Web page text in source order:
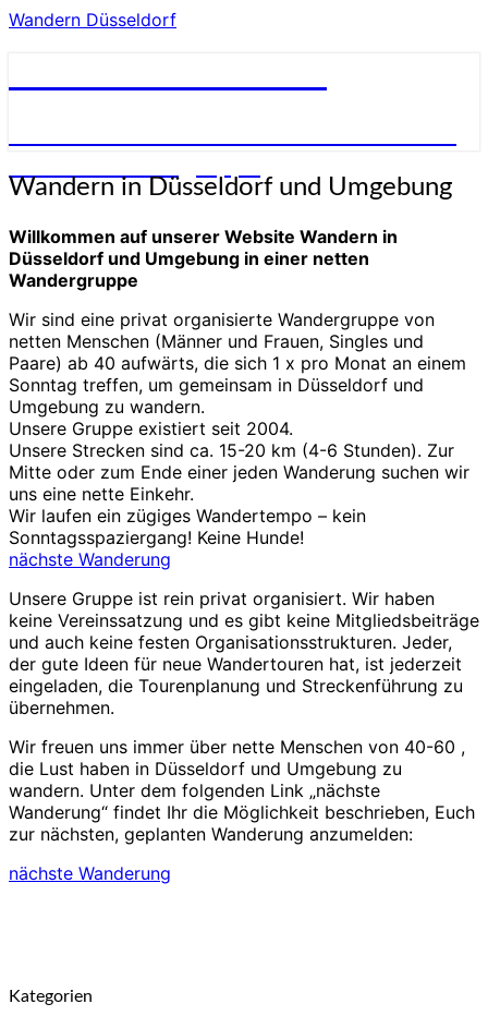
Wandern Düsseldorf
Wandern
Düsseldorf
und
Umgebung
Wandern in Düsseldorf und Umgebung
Willkommen auf unserer Website Wandern in
Düsseldorf und Umgebung in einer netten
Wandergruppe
Wir sind eine privat organisierte Wandergruppe von
netten Menschen (Männer und Frauen, Singles und
Paare) ab 40 aufwärts, die sich 1 x pro Monat an einem
Sonntag treffen, um gemeinsam in Düsseldorf und
Umgebung zu wandern.
Unsere Gruppe existiert seit 2004.
Unsere Strecken sind ca. 15-20 km (4-6 Stunden). Zur
Mitte oder zum Ende einer jeden Wanderung suchen wir
uns eine nette Einkehr.
Wir laufen ein zügiges Wandertempo – kein
Sonntagsspaziergang! Keine Hunde!
nächste Wanderung
Unsere Gruppe ist rein privat organisiert. Wir haben
keine Vereinssatzung und es gibt keine Mitgliedsbeiträge
und auch keine festen Organisationsstrukturen. Jeder,
der gute Ideen für neue Wandertouren hat, ist jederzeit
eingeladen, die Tourenplanung und Streckenführung zu
übernehmen.
Wir freuen uns immer über nette Menschen von 40-60 ,
die Lust haben in Düsseldorf und Umgebung zu
wandern. Unter dem folgenden Link „nächste
Wanderung“ findet Ihr die Möglichkeit beschrieben, Euch
zur nächsten, geplanten Wanderung anzumelden:
nächste Wanderung
Kategorien